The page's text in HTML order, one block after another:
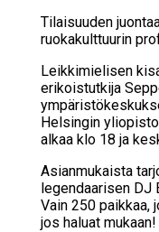
Tilaisuuden
ruokakulttuurin
Leikkimielisen
erikoistutkija
Helsingin
alkaa klo 18 ja
Asianmukaista
legendaarisen DJ
Vain 250 paikkaa,
jos haluat mukaan!